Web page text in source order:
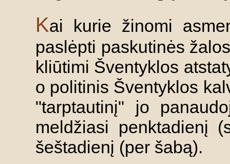
Kai kurie žinomi
paslėpti paskutinės
kliūtimi Šventyklos
o politinis Šventyklos
"tarptautinį" jo
meldžiasi penktadienį
šeštadienį (per šabą).